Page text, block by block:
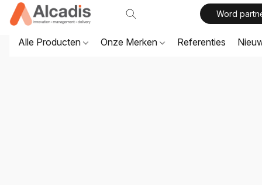
Word
Alle Producten Onze Merken Referenties